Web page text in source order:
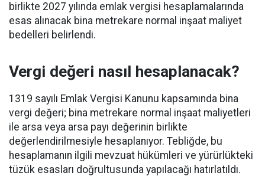
birlikte 2027 yılında emlak vergisi hesaplamalarında
esas alınacak bina metrekare normal inşaat maliyet
bedelleri belirlendi.
Vergi değeri nasıl hesaplanacak?
1319 sayılı Emlak Vergisi Kanunu kapsamında bina
vergi değeri; bina metrekare normal inşaat maliyetleri
ile arsa veya arsa payı değerinin birlikte
değerlendirilmesiyle hesaplanıyor. Tebliğde, bu
hesaplamanın ilgili mevzuat hükümleri ve yürürlükteki
tüzük esasları doğrultusunda yapılacağı hatırlatıldı.